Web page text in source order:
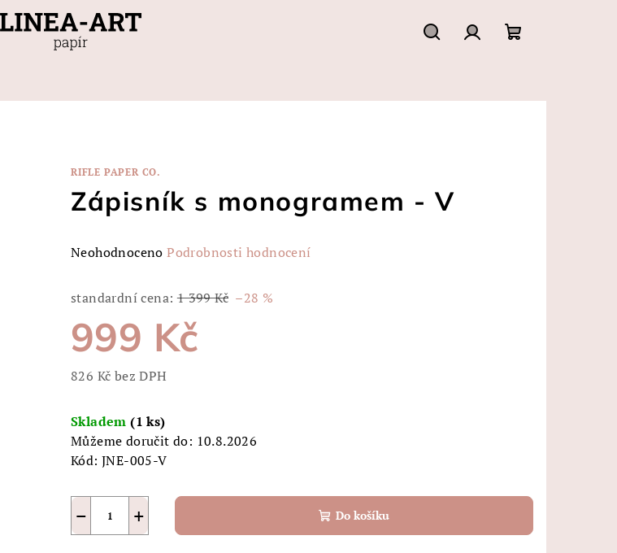
košík
RIFLE PAPER CO.
Zápisník s monogramem - V
Průměrné
produktu
0,0
z
5
Neohodnoceno Podrobnosti hodnocení
standardní cena: 1 399 Kč –28 %
999 Kč
826 Kč bez DPH
cena:
Skladem(1 ks)
Můžeme doručit do: 10.8.2026
Kód: JNE-005-V
+
− Do košíku